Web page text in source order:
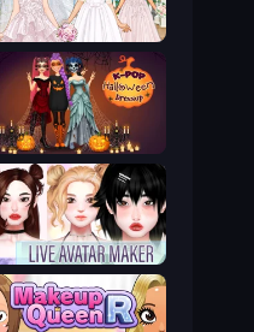
Model Wedding
K-Pop Halloween Dress Up
Live Avatar Maker: Girls